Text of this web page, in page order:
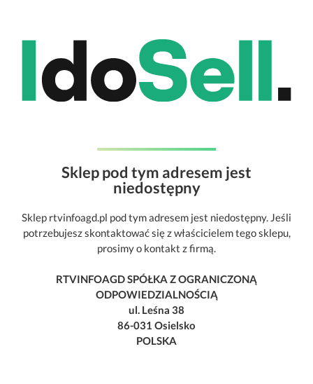
Sklep pod tym adresem jest
niedostępny
Sklep rtvinfoagd.pl pod tym adresem jest niedostępny. Jeśli
potrzebujesz skontaktować się z właścicielem tego sklepu,
prosimy o kontakt z firmą.
RTVINFOAGD SPÓŁKA Z OGRANICZONĄ
ODPOWIEDZIALNOŚCIĄ
ul. Leśna 38
86-031 Osielsko
POLSKA